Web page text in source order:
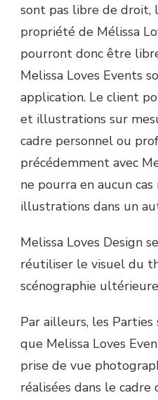
sont pas libre de droit,
propriété de Mélissa
pourront donc être
Melissa Loves Events
application. Le client
et illustrations sur
cadre personnel ou
précédemment avec
ne pourra en aucun
illustrations dans un
Melissa Loves Design
réutiliser le visuel du
scénographie
Par ailleurs, les Parties
que Melissa Loves
prise de vue
réalisées dans le